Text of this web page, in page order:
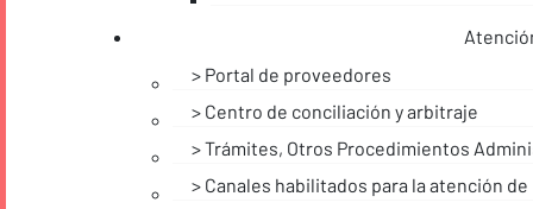
Portal de proveedores
Centro de conciliación y arbitraje
Trámites, Otros Procedimientos
Canales habilitados para la atención de